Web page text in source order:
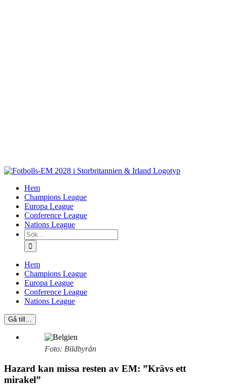
Hem
Champions League
Europa League
Conference League
Nations League
Sök
efter:
Hem
Champions League
Europa League
Conference League
Nations League
Gå till…
Foto: Bildbyrån
Hazard kan missa resten av EM: ”Krävs ett
mirakel”